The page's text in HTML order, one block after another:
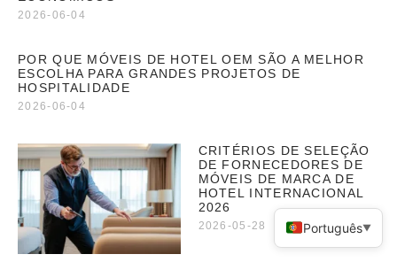
2026-06-04
POR QUE MÓVEIS DE HOTEL OEM SÃO A MELHOR
ESCOLHA PARA GRANDES PROJETOS DE
HOSPITALIDADE
2026-06-04
CRITÉRIOS DE SELEÇÃO
DE FORNECEDORES DE
MÓVEIS DE MARCA DE
HOTEL INTERNACIONAL
2026
2026-05-28 Português▼